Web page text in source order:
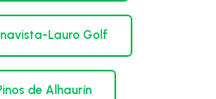
Lauro Golf
de Alhaurín